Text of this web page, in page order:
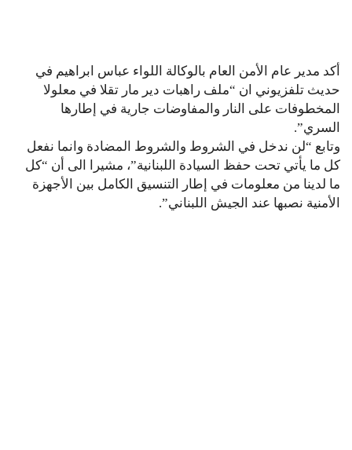
أكد مدير عام الأمن العام بالوكالة اللواء عباس ابراهيم في
حديث تلفزيوني ان “ملف راهبات دير مار تقلا في معلولا
المخطوفات على النار والمفاوضات جارية في إطارها
السري”.
وتابع “لن ندخل في الشروط والشروط المضادة وانما نفعل
كل ما يأتي تحت حفظ السيادة اللبنانية”، مشيرا الى أن “كل
ما لدينا من معلومات في إطار التنسيق الكامل بين الأجهزة
الأمنية نصبها عند الجيش اللبناني”.